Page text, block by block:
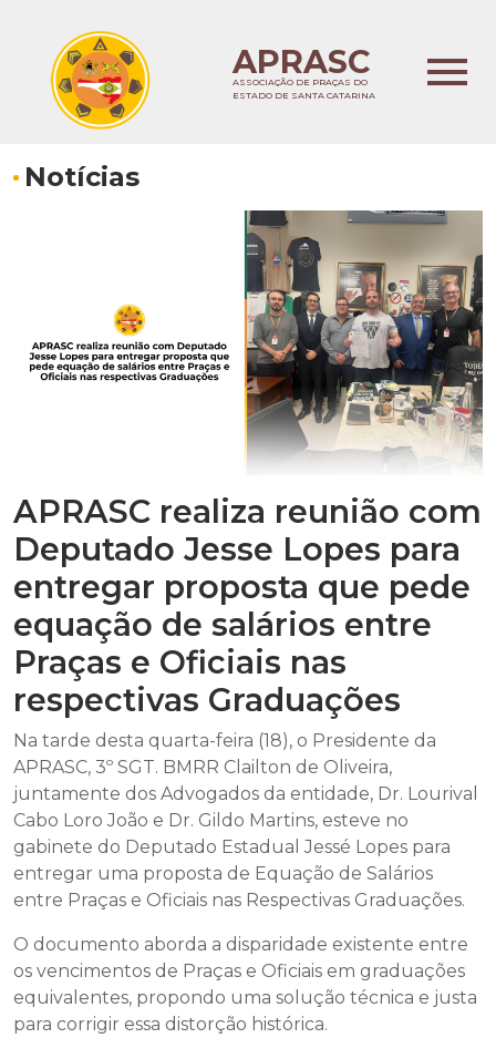
APRASC
ASSOCIAÇÃO DE PRAÇAS DO
ESTADO DE SANTA CATARINA
Notícias
APRASC realiza reunião com
Deputado Jesse Lopes para
entregar proposta que pede
equação de salários entre
Praças e Oficiais nas
respectivas Graduações
Na tarde desta quarta-feira (18), o Presidente da
APRASC, 3º SGT. BMRR Clailton de Oliveira,
juntamente dos Advogados da entidade, Dr. Lourival
Cabo Loro João e Dr. Gildo Martins, esteve no
gabinete do Deputado Estadual Jessé Lopes para
entregar uma proposta de Equação de Salários
entre Praças e Oficiais nas Respectivas Graduações.
O documento aborda a disparidade existente entre
os vencimentos de Praças e Oficiais em graduações
equivalentes, propondo uma solução técnica e justa
para corrigir essa distorção histórica.